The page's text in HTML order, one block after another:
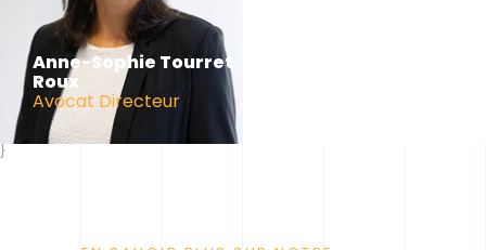
Anne-Sophie Tourret
Roux
Avocat Directeur
}